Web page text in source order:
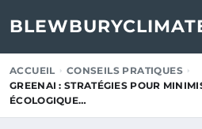
ACCUEIL
CONSEILS PRATIQUES
GREENAI : STRATÉGIES POUR
ÉCOLOGIQUE…